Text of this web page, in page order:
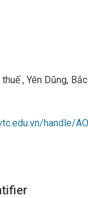
thuế, Yên Dũng,
handle/